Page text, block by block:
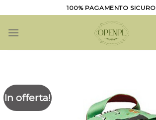
ai
contenuti
100% PAGAMENTO SICURO
In offerta!